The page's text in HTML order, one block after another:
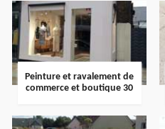
Peinture et ravalement de
commerce et boutique 30